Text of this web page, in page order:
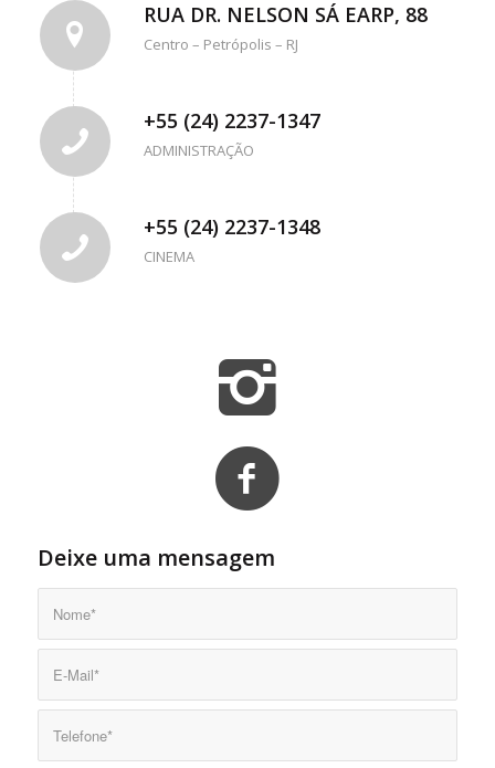
RUA DR. NELSON SÁ EARP, 88
Centro – Petrópolis – RJ
+55 (24) 2237-1347
ADMINISTRAÇÃO
+55 (24) 2237-1348
CINEMA
Deixe uma mensagem